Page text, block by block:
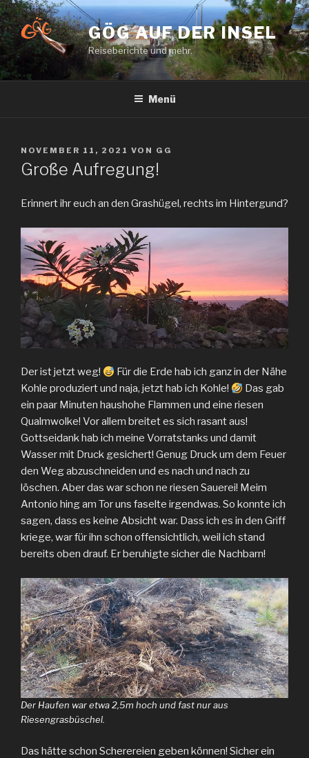
Zum
Inhalt
springen
GÖG AUF DER INSEL
Reiseberichte und mehr.
Menü
VERÖFFENTLICHT
AM
NOVEMBER 11, 2021 VON GG
Große Aufregung!
Erinnert ihr euch an den Grashügel, rechts im Hintergund?
Der ist jetzt weg!
Für die Erde hab ich ganz in der Nähe
Kohle produziert und naja, jetzt hab ich Kohle!
Das gab
ein paar Minuten haushohe Flammen und eine riesen
Qualmwolke! Vor allem breitet es sich rasant aus!
Gottseidank hab ich meine Vorratstanks und damit
Wasser mit Druck gesichert! Genug Druck um dem Feuer
den Weg abzuschneiden und es nach und nach zu
löschen. Aber das war schon ne riesen Sauerei! Meim
Antonio hing am Tor uns faselte irgendwas. So konnte ich
sagen, dass es keine Absicht war. Dass ich es in den Griff
kriege, war für ihn schon offensichtlich, weil ich stand
bereits oben drauf. Er beruhigte sicher die Nachbarn!
Der Haufen war etwa 2,5m hoch und fast nur aus
Riesengrasbüschel.
Das hätte schon Scherereien geben können! Sicher ein